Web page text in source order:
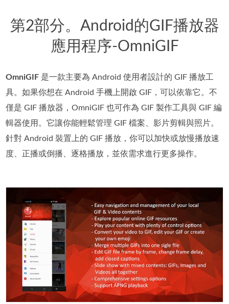
第2部分。Android的GIF播放器
應用程序-OmniGIF
OmniGIF 是一款主要為 Android 使用者設計的 GIF 播放工
具。如果你想在 Android 手機上開啟 GIF，可以依靠它。不
僅是 GIF 播放器，OmniGIF 也可作為 GIF 製作工具與 GIF 編
輯器使用。它讓你能輕鬆管理 GIF 檔案、影片剪輯與照片。
針對 Android 裝置上的 GIF 播放，你可以加快或放慢播放速
度、正播或倒播、逐格播放，並依需求進行更多操作。